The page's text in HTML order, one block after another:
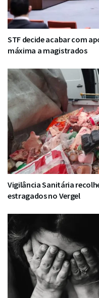
STF decide acabar com
máxima a magistrados
Vigilância Sanitária
estragados no Vergel